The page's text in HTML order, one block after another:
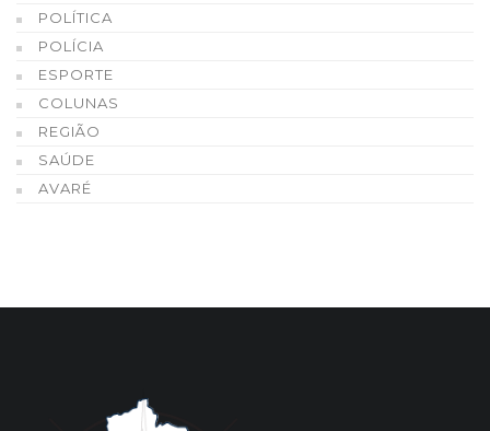
POLÍTICA
POLÍCIA
ESPORTE
COLUNAS
REGIÃO
SAÚDE
AVARÉ